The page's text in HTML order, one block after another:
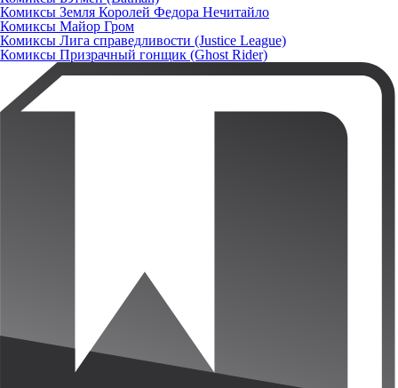
Комиксы Земля Королей Федора Нечитайло
Комиксы Майор Гром
Комиксы Лига справедливости (Justice League)
Комиксы Призрачный гонщик (Ghost Rider)